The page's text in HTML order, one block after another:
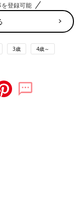
登録可能
3歳 4歳～